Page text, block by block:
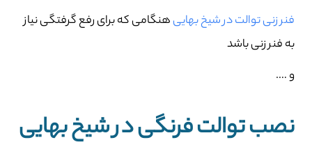
فنر زنی توالت در شیخ بهاییهنگامی که برای رفع گرفتگی نیاز
به فنر زنی باشد
و ….
نصب توالت فرنگی در شیخ بهایی